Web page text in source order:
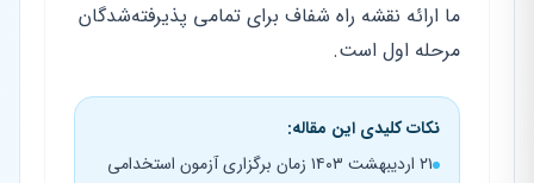
ما ارائه نقشه راه شفاف برای تمامی پذیرفته‌شدگان
مرحله اول است.
نکات کلیدی این مقاله:
۲۱ اردیبهشت ۱۴۰۳ زمان برگزاری آزمون استخدامی